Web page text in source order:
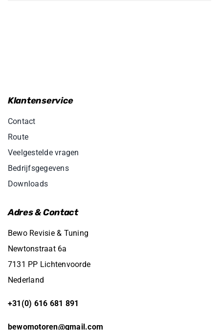
Klantenservice
Contact
Route
Veelgestelde vragen
Bedrijfsgegevens
Downloads
Adres & Contact
Bewo Revisie & Tuning
Newtonstraat 6a
7131 PP Lichtenvoorde
Nederland
+31(0) 616 681 891
bewomotoren@gmail.com